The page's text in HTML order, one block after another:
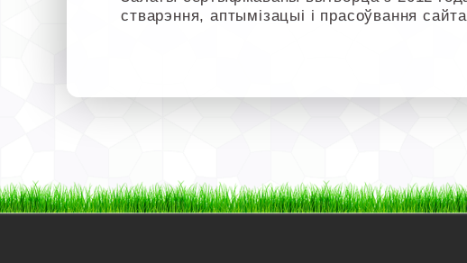
стварэння, аптымізацыі і прасоўвання